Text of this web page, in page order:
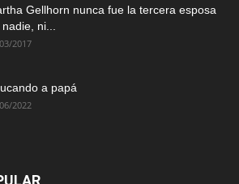
Gellhorn nunca fue la tercera esposa
ni...
2017
a papá
2022